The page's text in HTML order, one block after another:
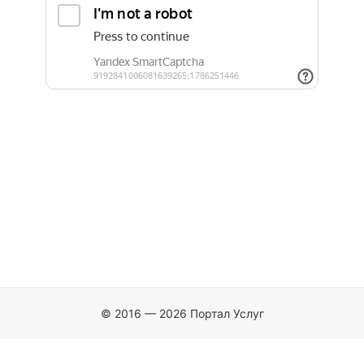
© 2016 — 2026 Портал Услуг